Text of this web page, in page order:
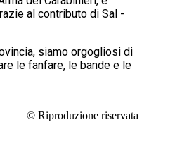
al contributo di Sal -
siamo orgogliosi di
le fanfare, le bande e le
© Riproduzione riservata